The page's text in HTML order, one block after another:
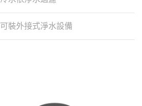
可裝外接式淨水設備